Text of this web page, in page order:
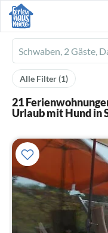
Ferienhausmiete
logo
Alle Filter(1)
21
Urlaub mit Hund in